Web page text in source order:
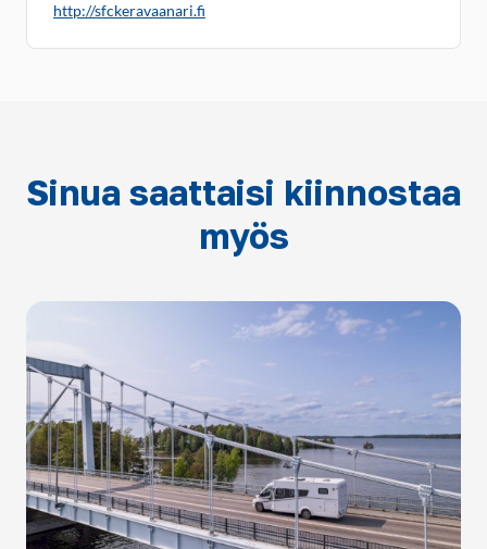
http://sfckeravaanari.fi
Sinua saattaisi kiinnostaa
myös